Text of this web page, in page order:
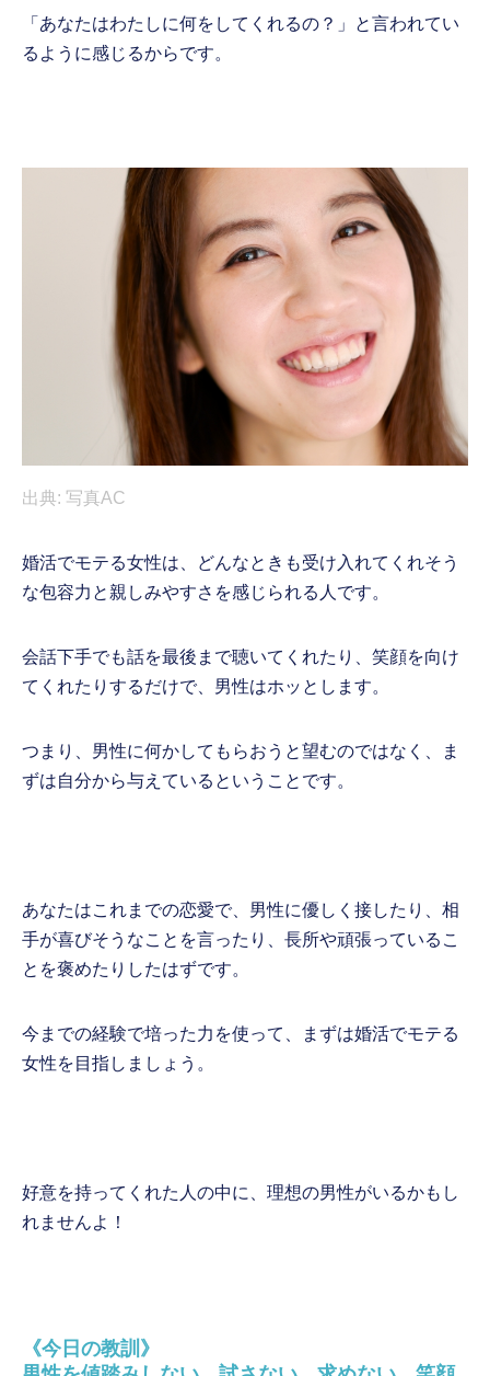
「あなたはわたしに何をしてくれるの？」と言われてい
るように感じるからです。
出典: 写真AC
婚活でモテる女性は、どんなときも受け入れてくれそう
な包容力と親しみやすさを感じられる人です。
会話下手でも話を最後まで聴いてくれたり、笑顔を向け
てくれたりするだけで、男性はホッとします。
つまり、男性に何かしてもらおうと望むのではなく、ま
ずは自分から与えているということです。
あなたはこれまでの恋愛で、男性に優しく接したり、相
手が喜びそうなことを言ったり、長所や頑張っているこ
とを褒めたりしたはずです。
今までの経験で培った力を使って、まずは婚活でモテる
女性を目指しましょう。
好意を持ってくれた人の中に、理想の男性がいるかもし
れませんよ！
《今日の教訓》